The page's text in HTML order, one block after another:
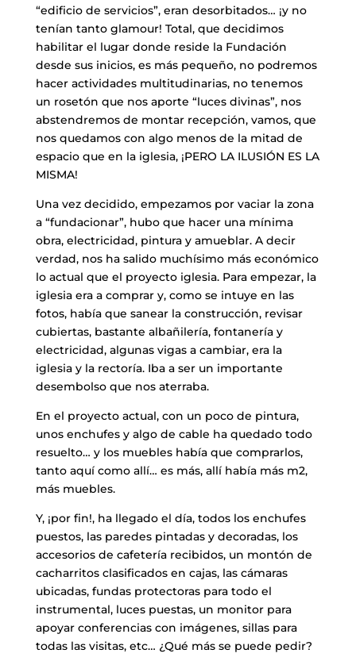
“edificio de servicios”, eran desorbitados… ¡y no
tenían tanto glamour! Total, que decidimos
habilitar el lugar donde reside la Fundación
desde sus inicios, es más pequeño, no podremos
hacer actividades multitudinarias, no tenemos
un rosetón que nos aporte “luces divinas”, nos
abstendremos de montar recepción, vamos, que
nos quedamos con algo menos de la mitad de
espacio que en la iglesia, ¡PERO LA ILUSIÓN ES LA
MISMA!
​Una vez decidido, empezamos por vaciar la zona
a “fundacionar”, hubo que hacer una mínima
obra, electricidad, pintura y amueblar. A decir
verdad, nos ha salido muchísimo más económico
lo actual que el proyecto iglesia. Para empezar, la
iglesia era a comprar y, como se intuye en las
fotos, había que sanear la construcción, revisar
cubiertas, bastante albañilería, fontanería y
electricidad, algunas vigas a cambiar, era la
iglesia y la rectoría. Iba a ser un importante
desembolso que nos aterraba.
​En el proyecto actual, con un poco de pintura,
unos enchufes y algo de cable ha quedado todo
resuelto… y los muebles había que comprarlos,
tanto aquí como allí… es más, allí había más m2,
más muebles.
​Y, ¡por fin!, ha llegado el día, todos los enchufes
puestos, las paredes pintadas y decoradas, los
accesorios de cafetería recibidos, un montón de
cacharritos clasificados en cajas, las cámaras
ubicadas, fundas protectoras para todo el
instrumental, luces puestas, un monitor para
apoyar conferencias con imágenes, sillas para
todas las visitas, etc… ¿Qué más se puede pedir?